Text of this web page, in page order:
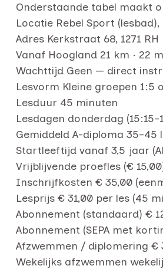
Onderstaande tabel maakt
Locatie Rebel Sport (lesbad),
Adres Kerkstraat 68, 1271 RH
Vanaf Hoogland 21 km · 22
Wachttijd Geen — direct
Lesvorm Kleine groepen
Lesduur 45 minuten
Lesdagen donderdag
Gemiddeld A-diploma
Startleeftijd vanaf 3,5 jaar
Vrijblijvende proefles (€
Inschrijfkosten € 35,00
Lesprijs € 31,00 per les (45
Abonnement (standaard) €
Abonnement (SEPA met
Afzwemmen / diplomering €
Wekelijks afzwemmen